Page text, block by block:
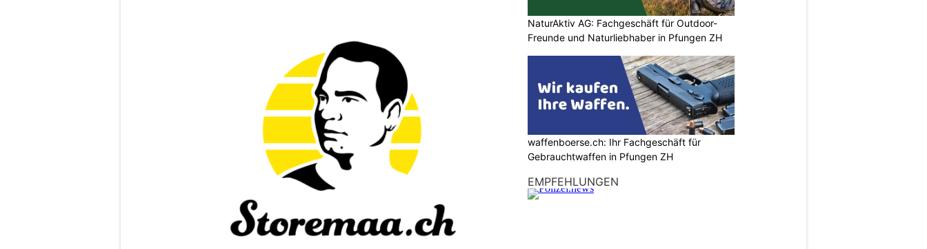
NaturAktiv AG: Fachgeschäft für Outdoor-
Freunde und Naturliebhaber in Pfungen ZH
waffenboerse.ch: Ihr Fachgeschäft für
Gebrauchtwaffen in Pfungen ZH
EMPFEHLUNGEN